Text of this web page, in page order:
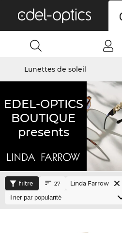
Lunettes de soleil
EDEL-OPTICS
BOUTIQUE
presents
filtre 27 Linda Farrow